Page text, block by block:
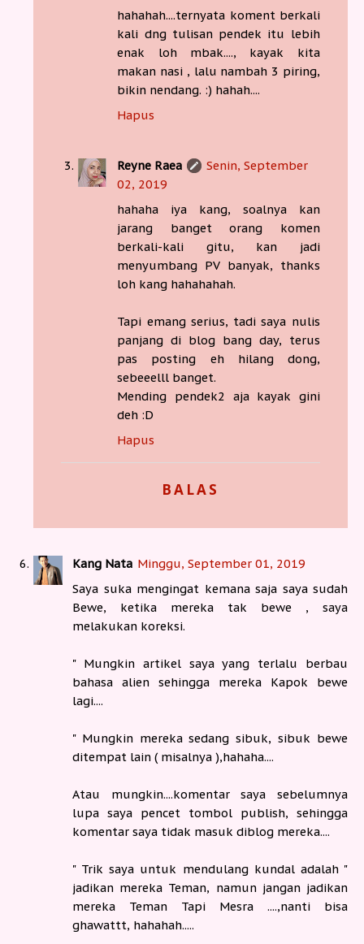
hahahah....ternyata koment berkali
kali dng tulisan pendek itu lebih
enak loh mbak...., kayak kita
makan nasi , lalu nambah 3 piring,
bikin nendang. :) hahah....
Hapus
Reyne Raea
Senin, September
02, 2019
hahaha iya kang, soalnya kan
jarang banget orang komen
berkali-kali gitu, kan jadi
menyumbang PV banyak, thanks
loh kang hahahahah.
Tapi emang serius, tadi saya nulis
panjang di blog bang day, terus
pas posting eh hilang dong,
sebeeelll banget.
Mending pendek2 aja kayak gini
deh :D
Hapus
BALAS
Kang Nata Minggu, September 01, 2019
Saya suka mengingat kemana saja saya sudah
Bewe, ketika mereka tak bewe , saya
melakukan koreksi.
" Mungkin artikel saya yang terlalu berbau
bahasa alien sehingga mereka Kapok bewe
lagi....
" Mungkin mereka sedang sibuk, sibuk bewe
ditempat lain ( misalnya ),hahaha....
Atau mungkin....komentar saya sebelumnya
lupa saya pencet tombol publish, sehingga
komentar saya tidak masuk diblog mereka....
" Trik saya untuk mendulang kundal adalah "
jadikan mereka Teman, namun jangan jadikan
mereka Teman Tapi Mesra ....,nanti bisa
ghawattt, hahahah.....